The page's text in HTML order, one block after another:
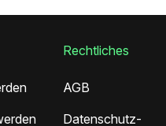
Rechtliches
AGB
Datenschutz­